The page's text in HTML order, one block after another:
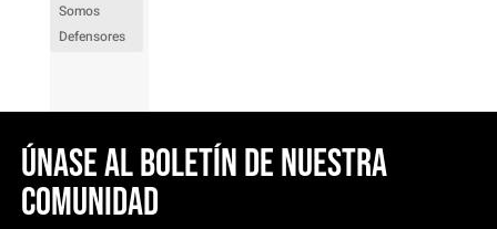
Somos
Defensores
Únase al boletín de nuestra
comunidad